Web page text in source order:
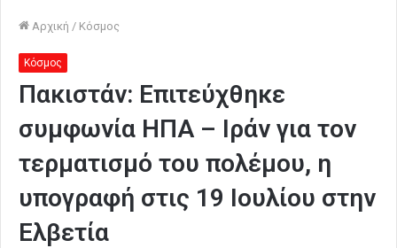
Αρχική / Κόσμος
Κόσμος
Πακιστάν: Επιτεύχθηκε
συμφωνία ΗΠΑ – Ιράν για τον
τερματισμό του πολέμου, η
υπογραφή στις 19 Ιουλίου στην
Ελβετία